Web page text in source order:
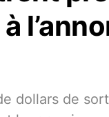
dollars de